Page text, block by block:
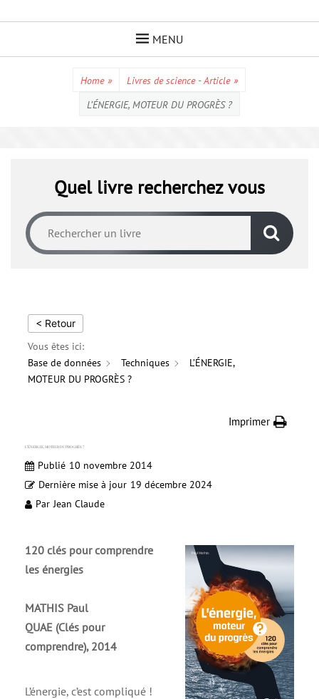
MENU
Home » Livres de science - Article »
L’ÉNERGIE, MOTEUR DU PROGRÈS ?
Quel livre recherchez vous
< Retour
Vous êtes ici:
Base de données
Techniques
L’ÉNERGIE,
MOTEUR DU PROGRÈS ?
Imprimer
L’ÉNERGIE, MOTEUR DU PROGRÈS ?
Publié 10 novembre 2014
Dernière mise à jour 19 décembre 2024
Par Jean Claude
120 clés pour comprendre
les énergies
MATHIS Paul
QUAE (Clés pour
comprendre), 2014
L’énergie, c’est compliqué !